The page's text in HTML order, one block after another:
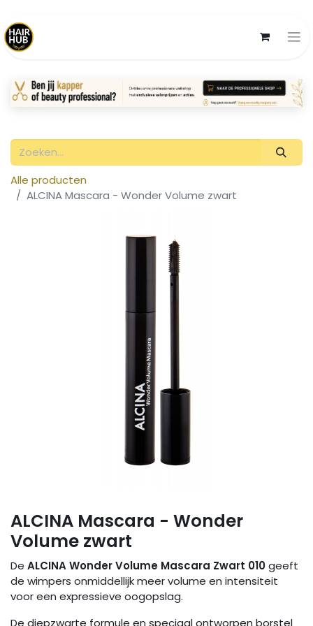
Alle producten
ALCINA Mascara - Wonder Volume zwart
ALCINA Mascara - Wonder
Volume zwart
De ALCINA Wonder Volume Mascara Zwart 010geeft
de wimpers onmiddellijk meer volume en intensiteit
voor een expressieve oogopslag.